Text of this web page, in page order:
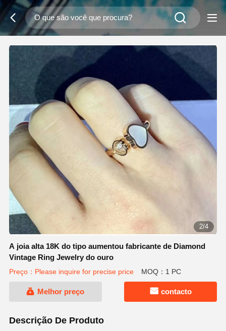
2/4
A joia alta 18K do tipo aumentou fabricante de Diamond
Vintage Ring Jewelry do ouro
Preço：Please inquire for precise price MOQ：1 PC
Melhor preço contacto
Descrição De Produto